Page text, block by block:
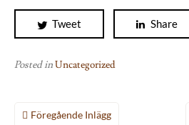
Tweet Share
Posted inUncategorized
Inläggsnavigering
Föregående Inlägg